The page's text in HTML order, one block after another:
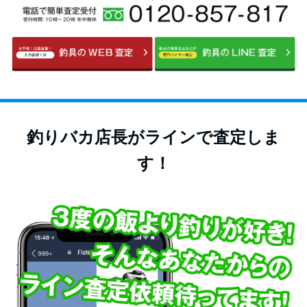
釣りバカ店長がラインで査定しま
す！